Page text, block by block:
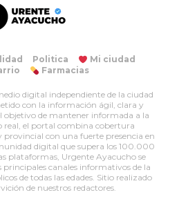
Politica
Mi ciudad
Farmacias
digital independiente de la ciudad
con la información ágil, clara y
objetivo de mantener informada a la
el portal combina cobertura
provincial con una fuerte presencia en
digital que supera los 100.000
plataformas, Urgente Ayacucho se
principales canales informativos de la
de todas las edades. Sitio realizado
de nuestros redactores.